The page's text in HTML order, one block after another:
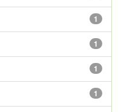
1
1
1
1